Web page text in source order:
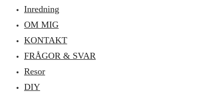
Inredning
OM MIG
KONTAKT
FRÅGOR & SVAR
Resor
DIY